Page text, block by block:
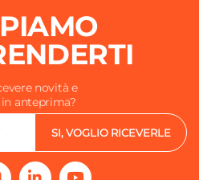
novità e
anteprima?
SI, VOGLIO RICEVERLE